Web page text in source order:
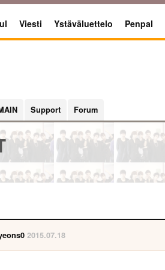
Viesti Ystäväluettelo Penpal
Support Forum
2015.07.18